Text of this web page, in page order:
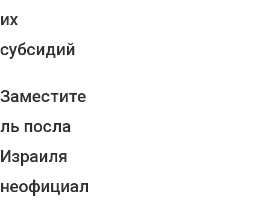
их
субсидий
Заместите
ль посла
Израиля
неофициал